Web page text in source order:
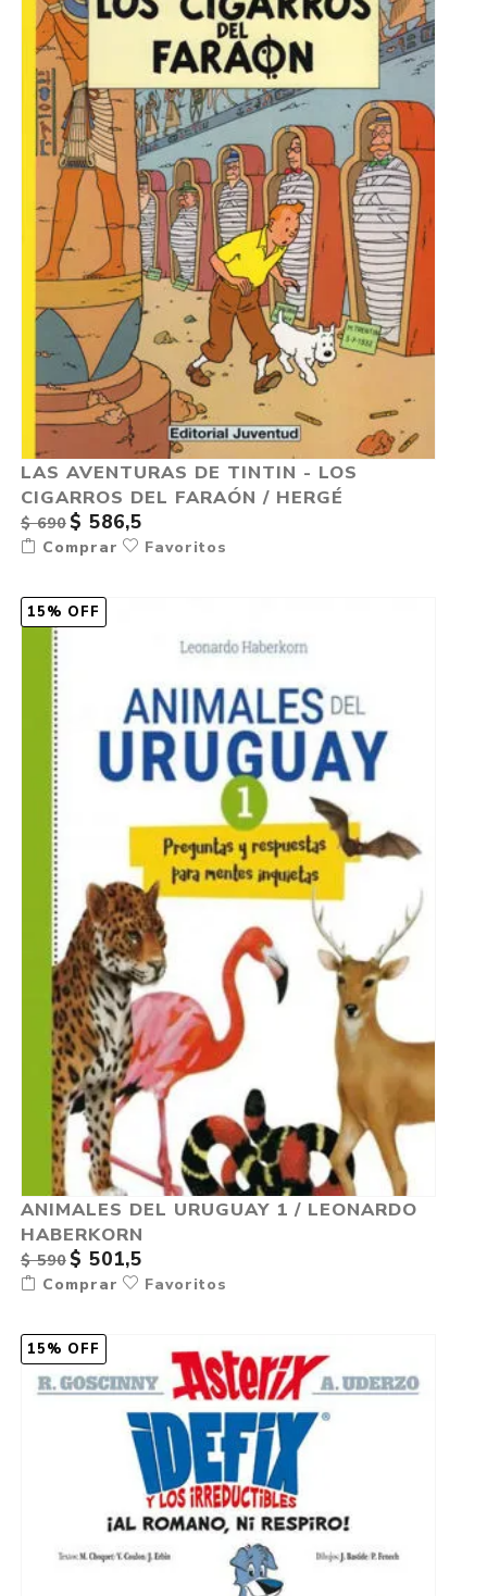
LAS AVENTURAS DE TINTIN - LOS
CIGARROS DEL FARAÓN / HERGÉ
$ 690 $ 586,5
Comprar Favoritos
15% OFF
ANIMALES DEL URUGUAY 1 / LEONARDO
HABERKORN
$ 590 $ 501,5
Comprar Favoritos
15% OFF